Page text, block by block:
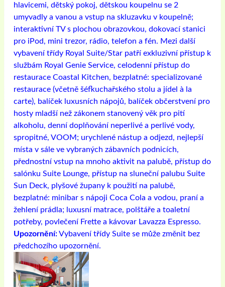
hlavicemi, dětský pokoj, dětskou koupelnu se 2
umyvadly a vanou a vstup na skluzavku v koupelně;
interaktivní TV s plochou obrazovkou, dokovací stanici
pro iPod, mini trezor, rádio, telefon a fén. Mezi další
vybavení třídy Royal Suite/Star patří exkluzivní přístup k
službám Royal Genie Service, celodenní přístup do
restaurace Coastal Kitchen, bezplatné: specializované
restaurace (včetně šéfkuchařského stolu a jídel à la
carte), balíček luxusních nápojů, balíček občerstvení pro
hosty mladší než zákonem stanovený věk pro pití
alkoholu, denní doplňování neperlivé a perlivé vody,
spropitné, VOOM; urychlené nástup a odjezd, nejlepší
místa v sále ve vybraných zábavních podnicích,
přednostní vstup na mnoho aktivit na palubě, přístup do
salónku Suite Lounge, přístup na sluneční palubu Suite
Sun Deck, plyšové župany k použití na palubě,
bezplatné: minibar s nápoji Coca Cola a vodou, praní a
žehlení prádla; luxusní matrace, polštáře a toaletní
potřeby, povlečení Frette a kávovar Lavazza Espresso.
Upozornění:Vybavení třídy Suite se může změnit bez
předchozího upozornění.